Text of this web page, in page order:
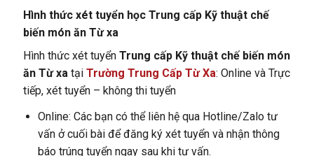
Hình thức xét tuyển học Trung cấp Kỹ thuật chế
biến món ăn Từ xa
Hình thức xét tuyển Trung cấp Kỹ thuật chế biến món
ăn Từ xatại Trường Trung Cấp Từ Xa: Online và Trực
tiếp, xét tuyển – không thi tuyển
Online: Các bạn có thể liên hệ qua Hotline/Zalo tư
vấn ở cuối bài để đăng ký xét tuyển và nhận thông
báo trúng tuyển ngay sau khi tư vấn.